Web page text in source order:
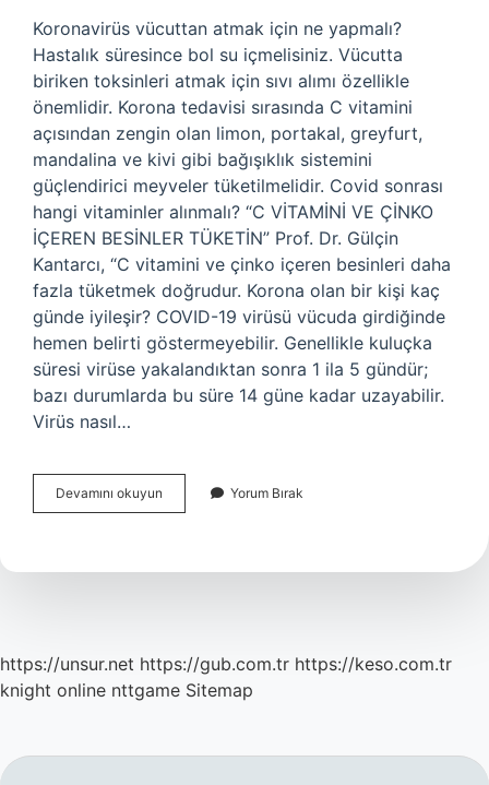
Koronavirüs vücuttan atmak için ne yapmalı?
Hastalık süresince bol su içmelisiniz. Vücutta
biriken toksinleri atmak için sıvı alımı özellikle
önemlidir. Korona tedavisi sırasında C vitamini
açısından zengin olan limon, portakal, greyfurt,
mandalina ve kivi gibi bağışıklık sistemini
güçlendirici meyveler tüketilmelidir. Covid sonrası
hangi vitaminler alınmalı? “C VİTAMİNİ VE ÇİNKO
İÇEREN BESİNLER TÜKETİN” Prof. Dr. Gülçin
Kantarcı, “C vitamini ve çinko içeren besinleri daha
fazla tüketmek doğrudur. Korona olan bir kişi kaç
günde iyileşir? COVID-19 virüsü vücuda girdiğinde
hemen belirti göstermeyebilir. Genellikle kuluçka
süresi virüse yakalandıktan sonra 1 ila 5 gündür;
bazı durumlarda bu süre 14 güne kadar uzayabilir.
Virüs nasıl…
Devamını okuyun
Virüsü
Ne
Yorum Bırak
https://unsur.net https://gub.com.tr https://keso.com.tr
knight online nttgame Sitemap